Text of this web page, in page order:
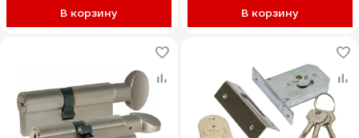
В корзину В корзину